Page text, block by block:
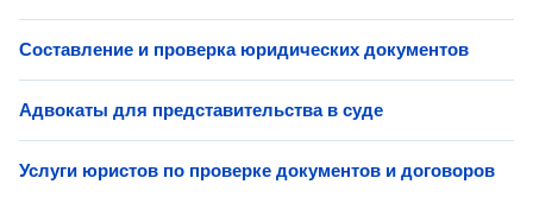
Составление и проверка юридических документов
Адвокаты для представительства в суде
Услуги юристов по проверке документов и договоров